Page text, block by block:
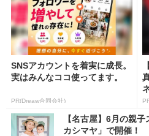
SNSアカウントを着実に成長。
実はみんなココ使ってます。
PR(Dreaw合同会社)
【名古屋】6月の親
カシマヤ」で開催！